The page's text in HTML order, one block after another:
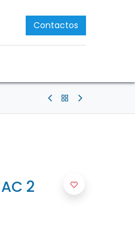
Contactos
2